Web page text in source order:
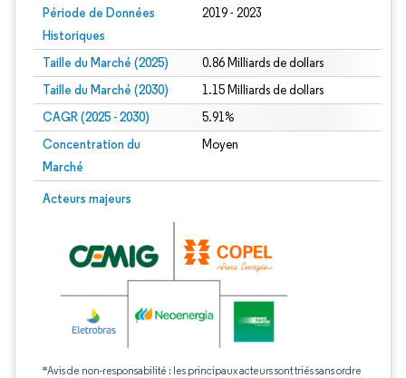
Période de Données
Historiques
2019 - 2023
Taille du Marché (2025) 0.86 Milliards de dollars
Taille du Marché (2030) 1.15 Milliards de dollars
CAGR (2025 - 2030) 5.91%
Concentration du
Marché
Moyen
Acteurs majeurs
*Avis de non-responsabilité : les principaux acteurs sont triés sans ordre